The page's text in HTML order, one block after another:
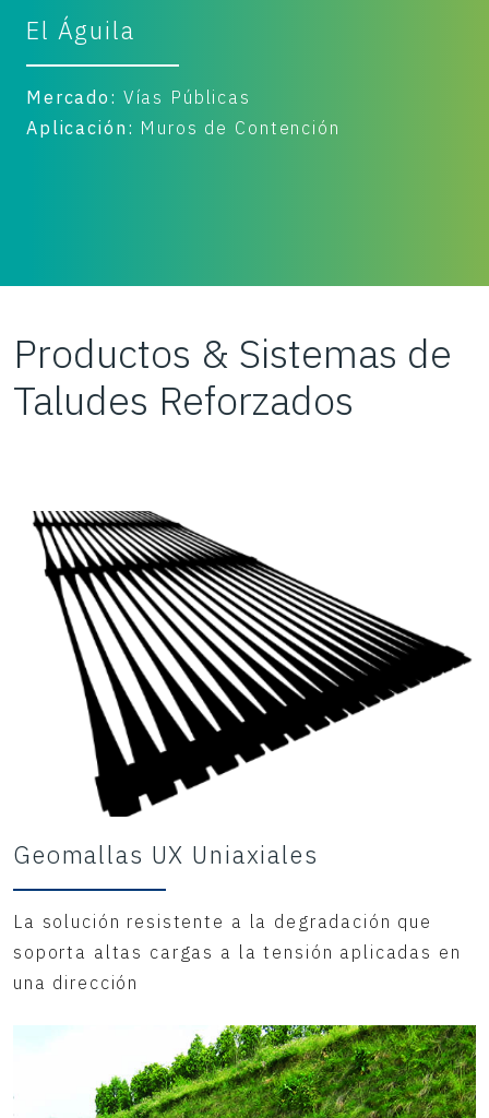
Dominicana
Elevados Autopista Las Américas
Mercado:Vías Públicas
Productos & Sistemas de
Taludes Reforzados
Geomallas UX Uniaxiales
La solución resistente a la degradación que
soporta altas cargas a la tensión aplicadas en
una dirección